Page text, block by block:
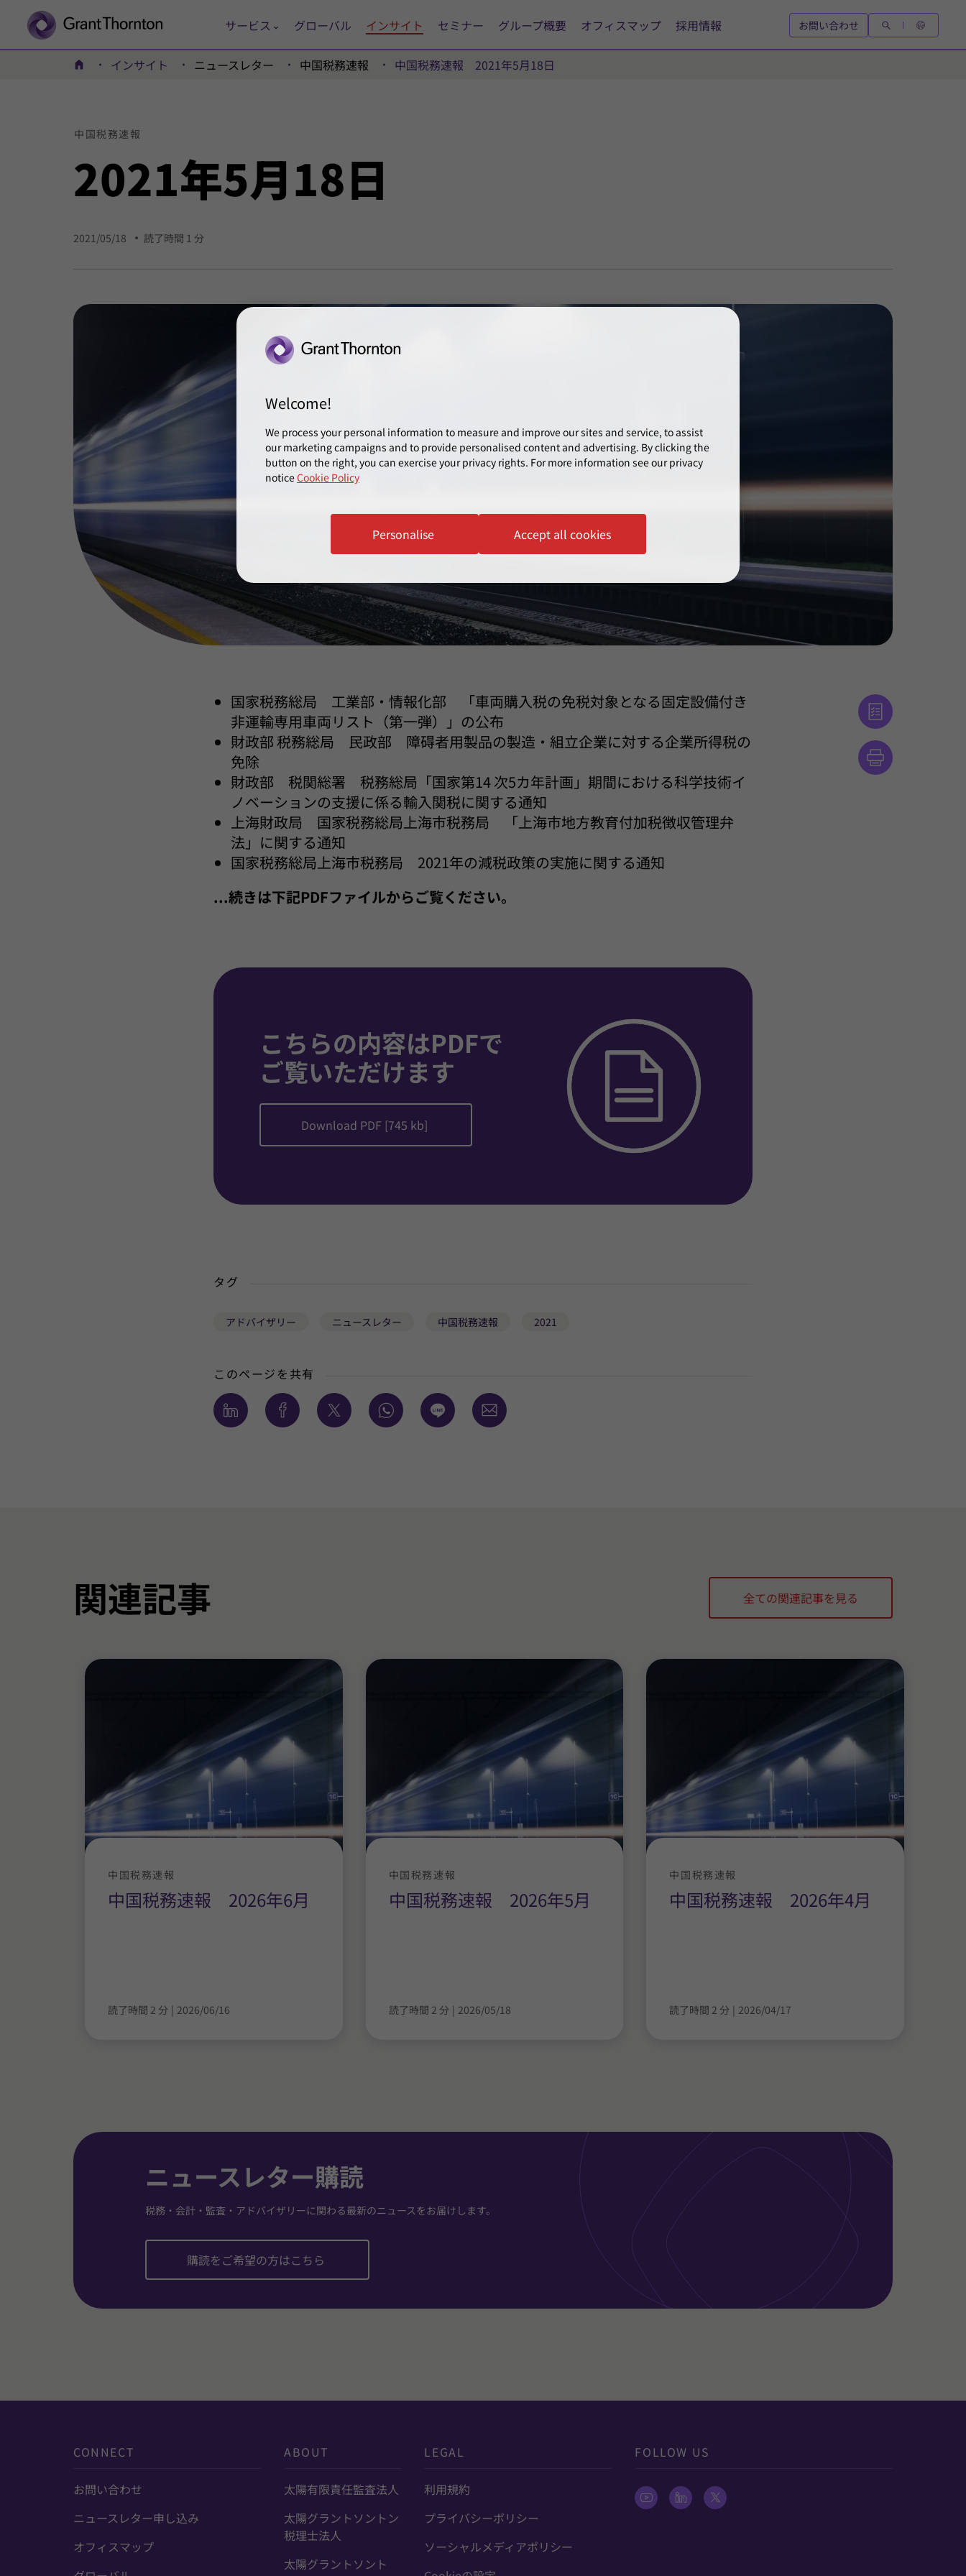
サービス グローバル インサイト セミナー グループ概要 オフィスマップ 採用情報 お問い合わせ
ホーム インサイト ニュースレター 中国税務速報 中国税務速報 2021年5月18日
2021年5月18日
中国税務速報
2021/05/18 読了時間 1 分
国家税務総局 工業部・情報化部 「車両購入税の免税対象となる固定設備付き
非運輸専用車両リスト（第一弾）」の公布
財政部 税務総局 民政部 障碍者用製品の製造・組立企業に対する企業所得税の
免除
財政部 税関総署 税務総局「国家第14 次5カ年計画」期間における科学技術イ
ノベーションの支援に係る輸入関税に関する通知
上海財政局 国家税務総局上海市税務局 「上海市地方教育付加税徴収管理弁
法」に関する通知
国家税務総局上海市税務局 2021年の減税政策の実施に関する通知
...続きは下記PDFファイルからご覧ください。
こちらの内容はPDFで
ご覧いただけます
Download PDF [745 kb]
タグ
アドバイザリー ニュースレター 中国税務速報 2021
このページを共有
関連記事 全ての関連記事を見る
中国税務速報 2026年6月
中国税務速報
読了時間 2 分 | 2026/06/16
中国税務速報 2026年5月
中国税務速報
読了時間 2 分 | 2026/05/18
中国税務速報 2026年4月
中国税務速報
読了時間 2 分 | 2026/04/17
ニュースレター購読
税務・会計・監査・アドバイザリーに関わる最新のニュースをお届けします。
購読をご希望の方はこちら
CONNECT
お問い合わせ
ニュースレター申し込み
オフィスマップ
ABOUT
太陽有限責任監査法人
太陽グラントソントン
税理士法人
太陽グラントソント
LEGAL
利用規約
プライバシーポリシー
ソーシャルメディアポリシー
FOLLOW US
Welcome!
We process your personal information to measure and improve our sites and service, to assist
our marketing campaigns and to provide personalised content and advertising. By clicking the
button on the right, you can exercise your privacy rights. For more information see our privacy
noticeCookie Policy
Accept all cookies
Personalise